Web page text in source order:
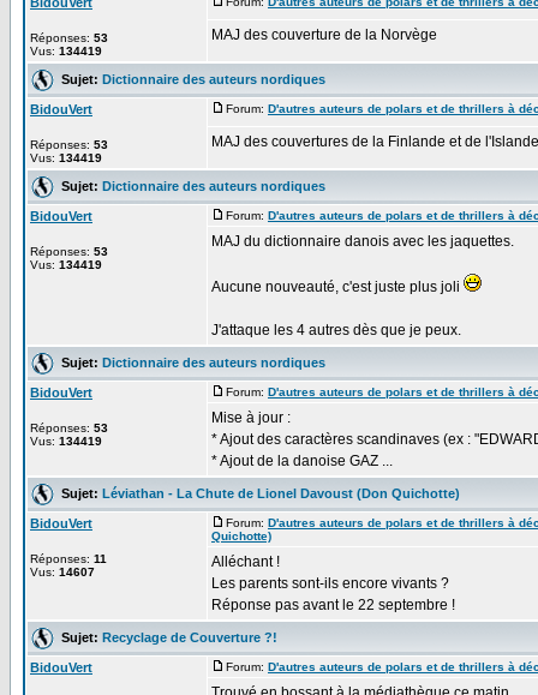
Réponses: 53
Vus: 134419
MAJ des couverture de la Norvège
Sujet: Dictionnaire des auteurs nordiques
BidouVert
Réponses: 53
Vus: 134419
Forum: D'autres auteurs de polars et de thrillers à
MAJ des couvertures de la Finlande et de
Sujet: Dictionnaire des auteurs nordiques
BidouVert
Réponses: 53
Vus: 134419
Forum: D'autres auteurs de polars et de thrillers à
MAJ du dictionnaire danois avec les jaquettes.
Aucune nouveauté, c'est juste plus joli
J'attaque les 4 autres dès que je peux.
Sujet: Dictionnaire des auteurs nordiques
BidouVert
Réponses: 53
Vus: 134419
Forum: D'autres auteurs de polars et de thrillers à
Mise à jour :
* Ajout des caractères scandinaves (ex :
* Ajout de la danoise GAZ ...
Sujet: Léviathan - La Chute de Lionel Davoust (Don Quichotte)
BidouVert
Réponses: 11
Vus: 14607
Forum: D'autres auteurs de polars et de thrillers à
Quichotte)
Alléchant !
Les parents sont-ils encore vivants ?
Réponse pas avant le 22 septembre !
Sujet: Recyclage de Couverture ?!
BidouVert Forum: D'autres auteurs de polars et de thrillers à